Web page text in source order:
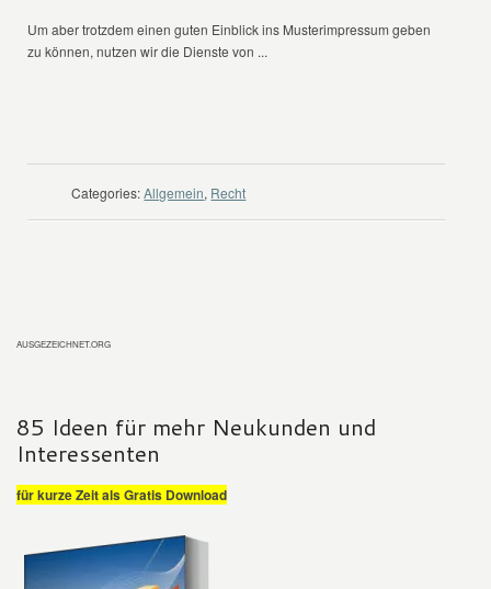
Um aber trotzdem einen guten Einblick ins Musterimpressum geben
zu können, nutzen wir die Dienste von ...
Categories: Allgemein, Recht
AUSGEZEICHNET.ORG
85 Ideen für mehr Neukunden und
Interessenten
für kurze Zeit als Gratis Download